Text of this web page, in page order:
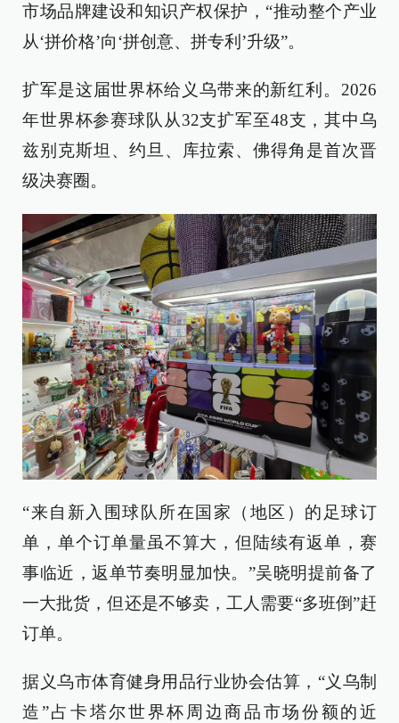
市场品牌建设和知识产权保护，“推动整个产业
从‘拼价格’向‘拼创意、拼专利’升级”。
扩军是这届世界杯给义乌带来的新红利。2026
年世界杯参赛球队从32支扩军至48支，其中乌
兹别克斯坦、约旦、库拉索、佛得角是首次晋
级决赛圈。
“来自新入围球队所在国家（地区）的足球订
单，单个订单量虽不算大，但陆续有返单，赛
事临近，返单节奏明显加快。”吴晓明提前备了
一大批货，但还是不够卖，工人需要“多班倒”赶
订单。
据义乌市体育健身用品行业协会估算，“义乌制
造”占卡塔尔世界杯周边商品市场份额的近